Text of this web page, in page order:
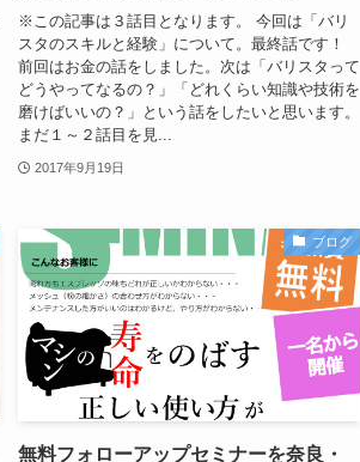
※この記事は３話目となります。 今回は「バリ
スタのスキルと経験」について。最終話です！
前回はお金の話をしました。次は「バリスタって
どうやってなるの？」「どれくらい知識や技術を
磨けばいいの？」という話をしたいと思います。
まだ１～２話目を見...
2017年9月19日
ブログ
無料フォローアップセミナーを奈良・